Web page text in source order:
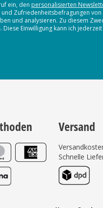
ein, den personalisierten
Zufriedenheitsbefragungen
und analysieren. Zu diesem
Einwilligung kann ich
Versand
Schnelle